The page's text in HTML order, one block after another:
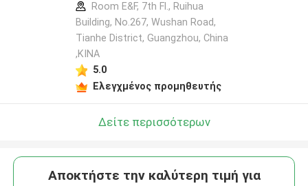
Room E&F, 7th Fl., Ruihua
Building, No.267, Wushan Road,
Tianhe District, Guangzhou, China
,ΚΙΝΑ
5.0
Ελεγχμένος προμηθευτής
Δείτε περισσότερων
Αποκτήστε την καλύτερη τιμή για